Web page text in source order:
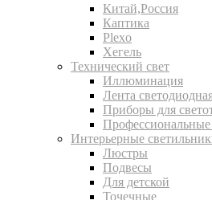
Китай,Россия
Каптика
Plexo
Хегель
Технический свет
Иллюминация
Лента
Приборы для
Профессиональные
Интерьерные
Люстры
Подвесы
Для детской
Точечные